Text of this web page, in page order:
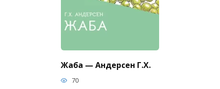
Жаба — Андерсен Г.Х.
70